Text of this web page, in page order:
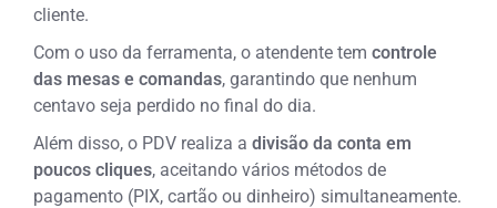
cliente.
Com o uso da ferramenta, o atendente temcontrole
das mesas e comandas, garantindo que nenhum
centavo seja perdido no final do dia.
Além disso, o PDV realiza a divisão da conta em
poucos cliques, aceitando vários métodos de
pagamento (PIX, cartão ou dinheiro) simultaneamente.